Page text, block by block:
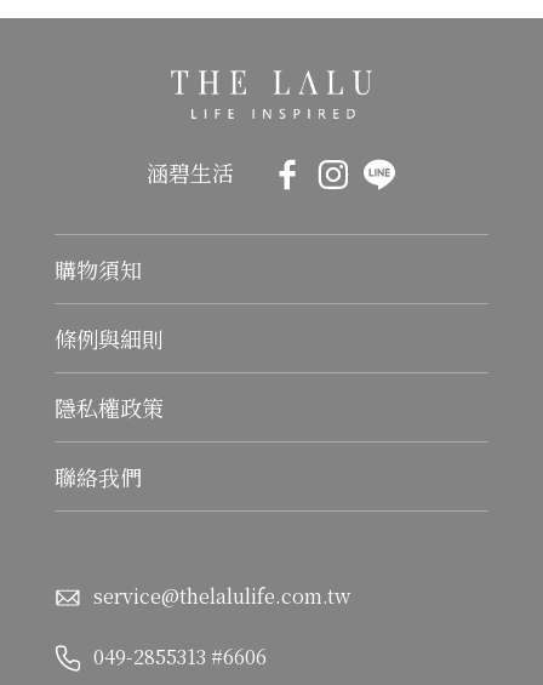
涵碧生活
購物須知
條例與細則
隱私權政策
聯絡我們
service@thelalulife.com.tw
049-2855313 #6606